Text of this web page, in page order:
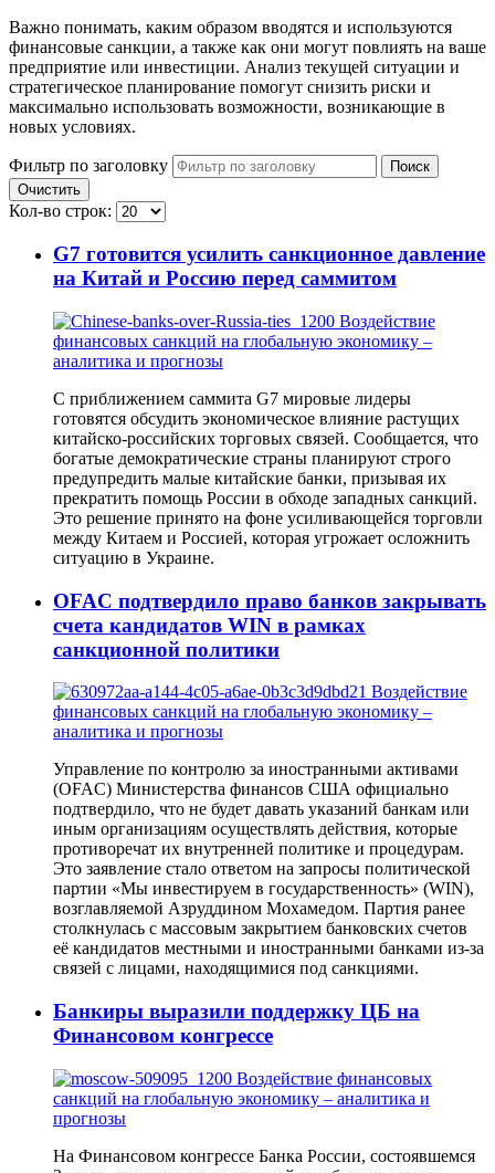
Важно понимать, каким образом вводятся и используются
финансовые санкции, а также как они могут повлиять на ваше
предприятие или инвестиции. Анализ текущей ситуации и
стратегическое планирование помогут снизить риски и
максимально использовать возможности, возникающие в
новых условиях.
Фильтр по заголовку
Поиск
Очистить
Кол-во строк:
G7 готовится усилить санкционное давление
на Китай и Россию перед саммитом
С приближением саммита G7 мировые лидеры
готовятся обсудить экономическое влияние растущих
китайско-российских торговых связей. Сообщается, что
богатые демократические страны планируют строго
предупредить малые китайские банки, призывая их
прекратить помощь России в обходе западных санкций.
Это решение принято на фоне усиливающейся торговли
между Китаем и Россией, которая угрожает осложнить
ситуацию в Украине.
OFAC подтвердило право банков закрывать
счета кандидатов WIN в рамках
санкционной политики
Управление по контролю за иностранными активами
(OFAC) Министерства финансов США официально
подтвердило, что не будет давать указаний банкам или
иным организациям осуществлять действия, которые
противоречат их внутренней политике и процедурам.
Это заявление стало ответом на запросы политической
партии «Мы инвестируем в государственность» (WIN),
возглавляемой Азруддином Мохамедом. Партия ранее
столкнулась с массовым закрытием банковских счетов
её кандидатов местными и иностранными банками из-за
связей с лицами, находящимися под санкциями.
Банкиры выразили поддержку ЦБ на
Финансовом конгрессе
На Финансовом конгрессе Банка России, состоявшемся